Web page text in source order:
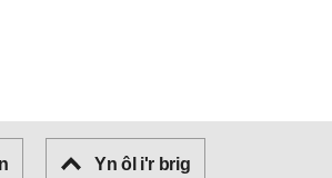
Yn ôl i'r brig